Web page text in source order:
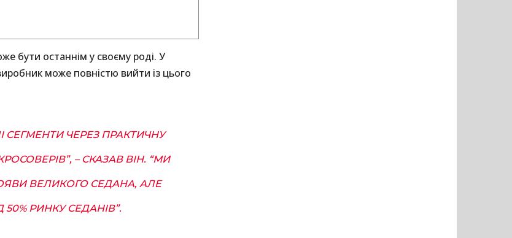
бути останнім у своєму роді. У
може повністю вийти із цього
СЕГМЕНТИ ЧЕРЕЗ ПРАКТИЧНУ
– СКАЗАВ ВІН. “МИ
ВЕЛИКОГО СЕДАНА, АЛЕ
РИНКУ СЕДАНІВ”.